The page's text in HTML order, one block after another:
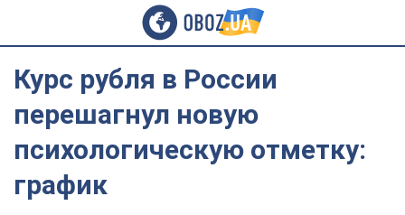
Курс рубля в России
перешагнул новую
психологическую отметку:
график